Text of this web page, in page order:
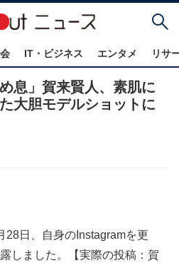
IT・ビジネス エンタメ リサ
息」賀来賢人、素肌に
大胆モデルショットに
28日、自身のInstagramを更
しました。【実際の投稿：賀